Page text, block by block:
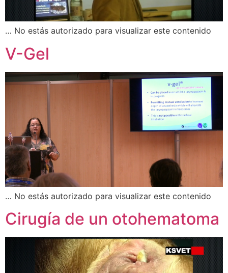
… No estás autorizado para visualizar este contenido
V-Gel
… No estás autorizado para visualizar este contenido
Cirugía de un otohematoma